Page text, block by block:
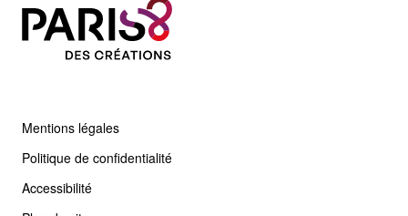
Mentions légales
Politique de confidentialité
Accessibilité